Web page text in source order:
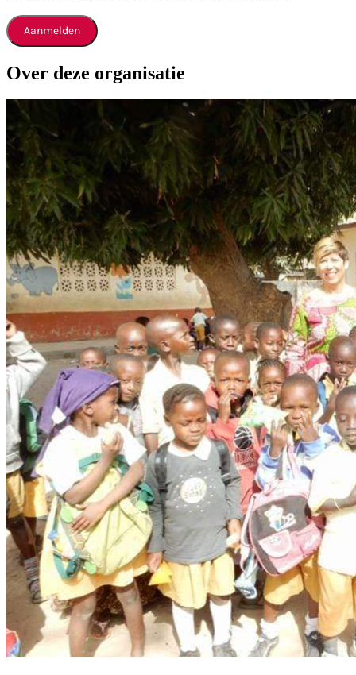
Aanmelden
Over deze organisatie